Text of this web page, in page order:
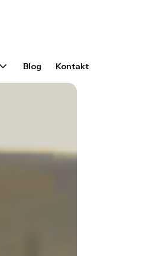
Blog Kontakt